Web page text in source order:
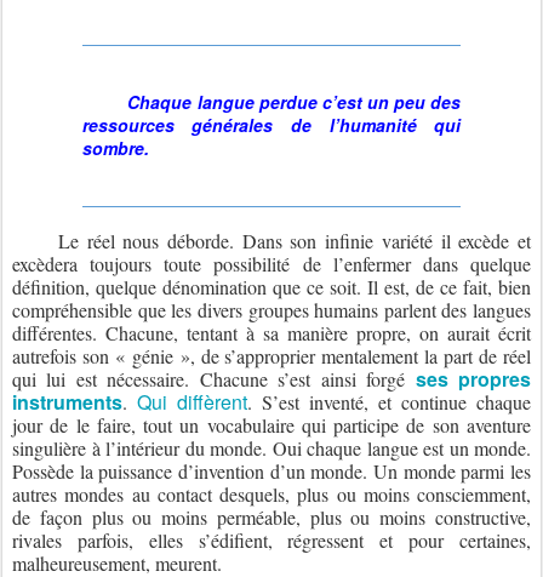
Chaque langue perdue c’est un peu des
ressources générales de l’humanité qui
sombre.
Le réel nous déborde. Dans son infinie variété il excède et
excèdera toujours toute possibilité de l’enfermer dans quelque
définition, quelque dénomination que ce soit. Il est, de ce fait, bien
compréhensible que les divers groupes humains parlent des langues
différentes. Chacune, tentant à sa manière propre, on aurait écrit
autrefois son « génie », de s’approprier mentalement la part de réel
qui lui est nécessaire. Chacune s’est ainsi forgé ses propres
instruments. Qui diffèrent. S’est inventé, et continue chaque
jour de le faire, tout un vocabulaire qui participe de son aventure
singulière à l’intérieur du monde. Oui chaque langue est un monde.
Possède la puissance d’invention d’un monde. Un monde parmi les
autres mondes au contact desquels, plus ou moins consciemment,
de façon plus ou moins perméable, plus ou moins constructive,
rivales parfois, elles s’édifient, régressent et pour certaines,
malheureusement, meurent.